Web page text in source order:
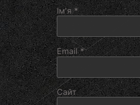
Ім'я*
Email*
Сайт